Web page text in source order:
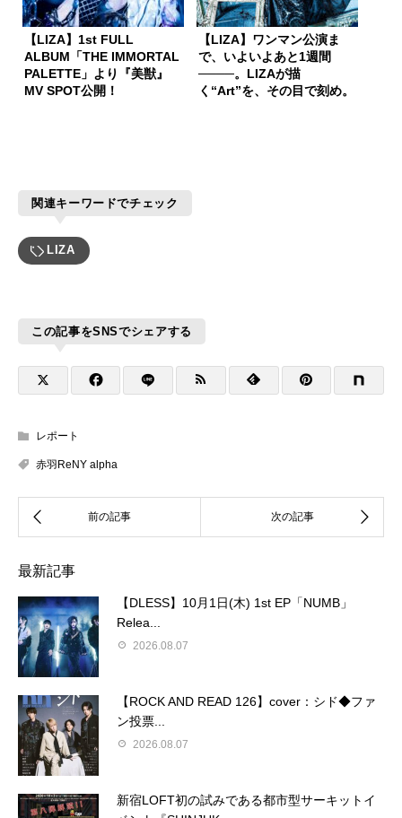
【LIZA】1st FULL
ALBUM「THE IMMORTAL
PALETTE」より『美獣』
MV SPOT公開！
【LIZA】ワンマン公演ま
で、いよいよあと1週間
────。LIZAが描
く“Art”を、その目で刻め。
関連キーワードでチェック
LIZA
この記事をSNSでシェアする
レポート
赤羽ReNY alpha
最新記事
【DLESS】10月1日(木) 1st EP「NUMB」
Relea...
2026.08.07
【ROCK AND READ 126】cover：シド◆ファ
ン投票...
2026.08.07
新宿LOFT初の試みである都市型サーキットイ